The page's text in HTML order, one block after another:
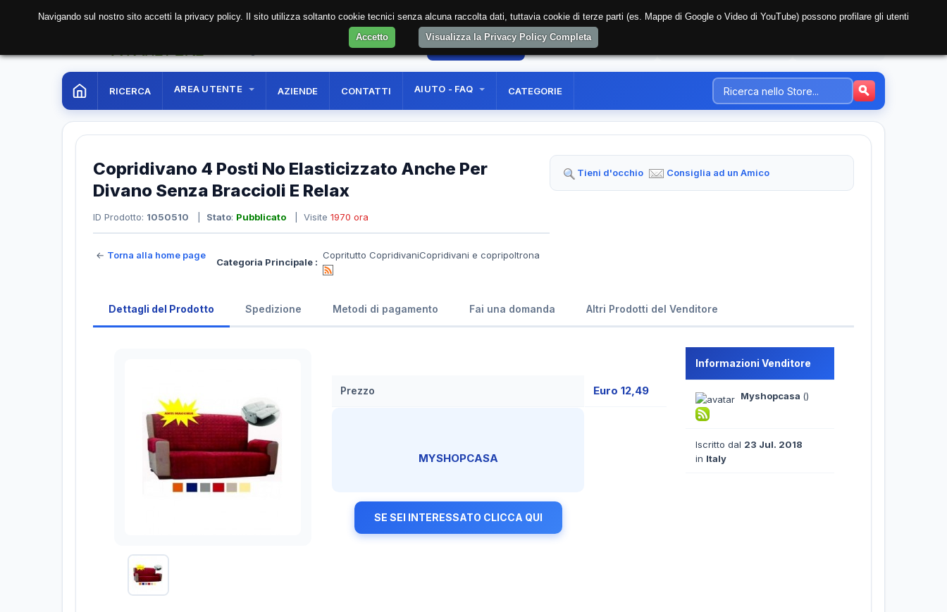
AREA RISERVATA REGISTRAZIONE UTENTE
RICERCA AREA UTENTE AZIENDE CONTATTI AIUTO - FAQ CATEGORIE
Copridivano 4 Posti No Elasticizzato Anche Per
Divano Senza Braccioli E Relax
ID Prodotto: 1050510 Stato: Pubblicato | Visite 1970 ora
← Torna alla home page
Categoria Principale :
Copritutto CopridivaniCopridivani e copripoltrona
Tieni d'occhio Consiglia ad un Amico
Dettagli del Prodotto Spedizione Metodi di pagamento Fai una domanda Altri Prodotti del Venditore
Prezzo Euro 12,49
MYSHOPCASA
SE SEI INTERESSATO CLICCA QUI
Informazioni Venditore
Myshopcasa ()
Iscritto dal 23 Jul. 2018
in Italy
Navigando sul nostro sito accetti la privacy policy. Il sito utilizza soltanto cookie tecnici senza alcuna raccolta dati, tuttavia cookie di terze parti (es. Mappe di Google o Video di YouTube) possono profilare gli utenti
Accetto
Visualizza la Privacy Policy Completa